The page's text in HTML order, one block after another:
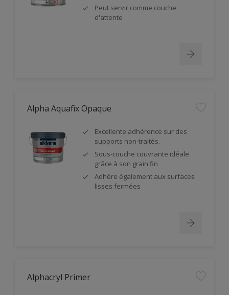
Peut servir comme couche
d'attente
Alpha Aquafix Opaque
Excellente adhérence sur des
supports non-traités.
Sous-couche couvrante idéale
grâce à son grain fin
Adhère également aux surfaces
lisses fermées
Alphacryl Primer